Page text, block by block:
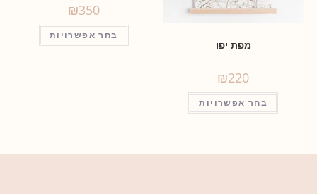
מפת יפו
₪220
בחר אפשרויות
₪350
בחר אפשרויות